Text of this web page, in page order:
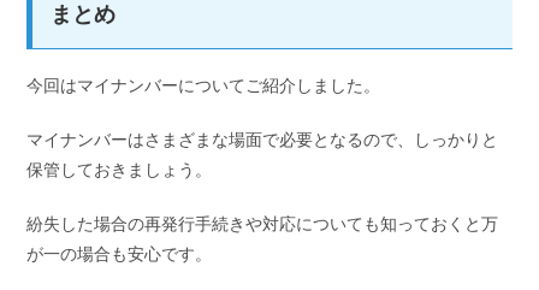
まとめ
今回はマイナンバーについてご紹介しました。
マイナンバーはさまざまな場面で必要となるので、しっかりと
保管しておきましょう。
紛失した場合の再発行手続きや対応についても知っておくと万
が一の場合も安心です。